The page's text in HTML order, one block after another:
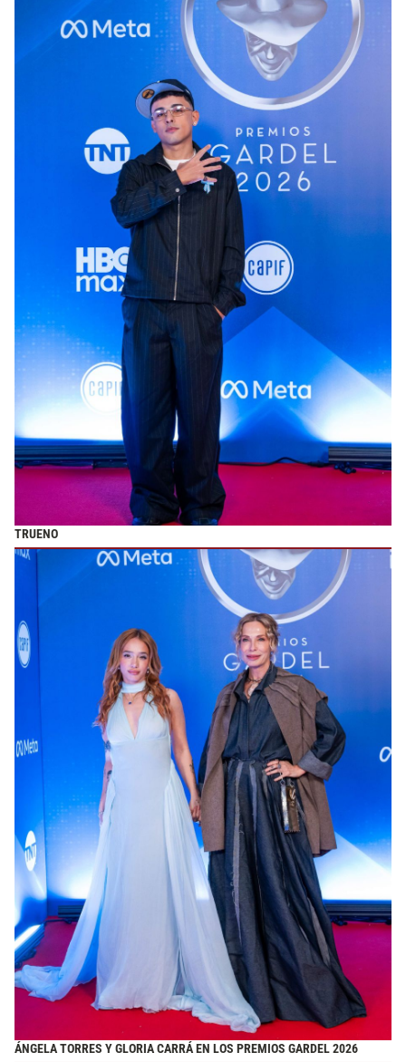
TRUENO
ÁNGELA TORRES Y GLORIA CARRÁ EN LOS PREMIOS GARDEL 2026